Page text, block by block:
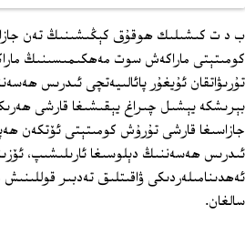
ب د ت كىشىلىك ھوقۇق كېڭىشىنىڭ تەن
كومىتېتى ماراكەش سوت مەھكىمىسىنىڭ
تۇرىۋاتقان ئۇيغۇر پائالىيەتچى ئىدرىس
بېرىشكە يېشىل چىراغ يېقىشىغا قارشى
جازاسىغا قارشى تۇرۇش كومىتېتى ئۆتكەن
ئىدرىس ھەسەننىڭ دېلوسىغا ئارىلىشىپ،
ئەھدىنامىلەردىكى ۋاقىتلىق تەدبىر
سالغان.